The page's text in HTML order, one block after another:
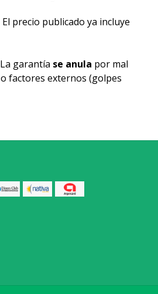
El precio publicado ya incluye
garantía se anula por mal
factores externos (golpes